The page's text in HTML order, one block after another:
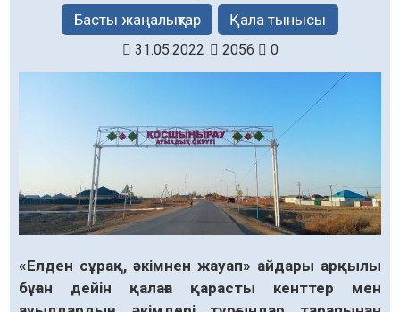
Басты жаңалықтар Қала тынысы
31.05.2022 2056 0
«Елден сұрақ, әкімнен жауап» айдары арқылы
бұған дейін қалаға қарасты кенттер мен